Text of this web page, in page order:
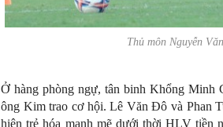
Thủ môn Nguyễn
Ở hàng phòng ngự, tân binh Khổng Minh
ông Kim trao cơ hội. Lê Văn Đô và Phan
hiện trẻ hóa mạnh mẽ dưới thời HLV tiền